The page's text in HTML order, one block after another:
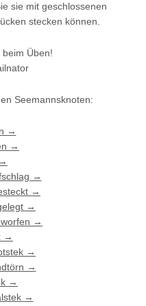
sie mit geschlossenen
stecken können.
Üben!
Seemannsknoten:
→
→
→
→
→
→
→
→
→
→
→